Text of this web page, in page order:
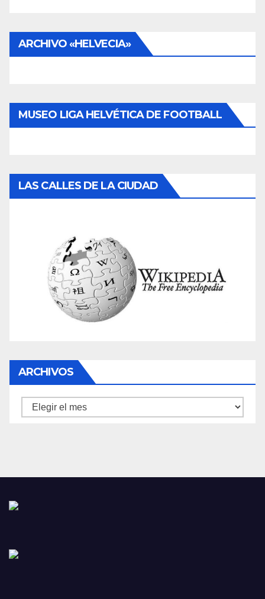
ARCHIVO «HELVECIA»
MUSEO LIGA HELVÉTICA DE FOOTBALL
LAS CALLES DE LA CIUDAD
ARCHIVOS
Archivos